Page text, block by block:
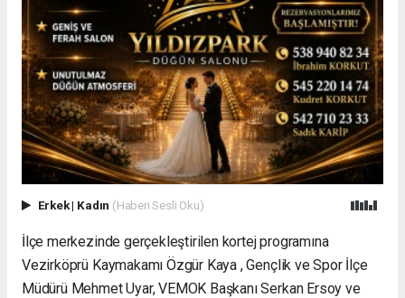
Erkek| Kadın (Haberi Sesli Oku)
İlçe merkezinde gerçekleştirilen kortej programına
Vezirköprü Kaymakamı Özgür Kaya , Gençlik ve Spor İlçe
Müdürü Mehmet Uyar, VEMOK Başkanı Serkan Ersoy ve